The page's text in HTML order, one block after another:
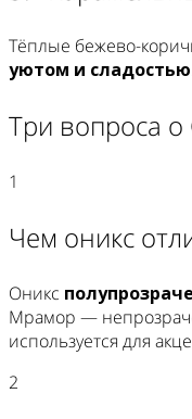
Тёплые бежево-
уютом и сладостью
Три вопроса о
1
Чем оникс
Оникс
Мрамор —
используется для
2